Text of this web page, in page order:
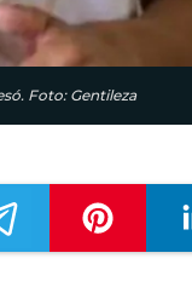
Foto: Gentileza